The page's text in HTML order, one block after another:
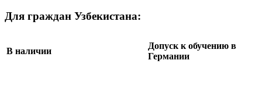
Для граждан Узбекистана:
В наличии
Допуск к обучению в
Германии